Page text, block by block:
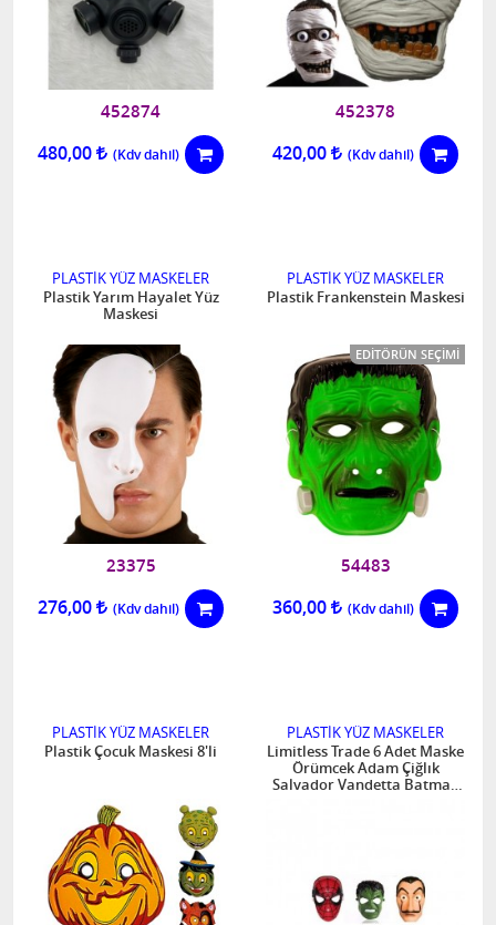
452874
480,00
452378
420,00
PLASTİK YÜZ MASKELER
Plastik Yarım Hayalet Yüz
Maskesi
23375
276,00
PLASTİK YÜZ MASKELER
Plastik Frankenstein Maskesi
EDITÖRÜN SEÇIMI
54483
360,00
PLASTİK YÜZ MASKELER
Plastik Çocuk Maskesi 8'li
PLASTİK YÜZ MASKELER
Limitless Trade 6 Adet Maske
Örümcek Adam Çiğlık
Salvador Vandetta Batman